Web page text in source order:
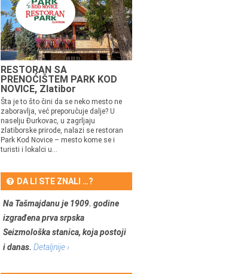
RESTORAN SA
PRENOĆIŠTEM PARK KOD
NOVICE, Zlatibor
Šta je to što čini da se neko mesto ne
zaboravlja, već preporučuje dalje? U
naselju Đurkovac, u zagrljaju
zlatiborske prirode, nalazi se restoran
Park Kod Novice – mesto kome se i
turisti i lokalci u...
DA LI STE ZNALI …?
Na Tašmajdanu je 1909. godine
izgrađena prva srpska
Seizmološka stanica, koja postoji
i danas. Detaljnije ›